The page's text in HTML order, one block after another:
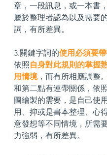
章，一段訊息，或一本書
屬於整理者認為以及需要
詞，有所差異。
3.關鍵字詞的使用必須要
依照 自身對此規則的掌握
用情境，而有所相應調整
和第二點有連帶關係，依
圖繪製的需要，是自己使
用、抑或是書本整理、心
意發想等不同情境，所需
力強弱，有所差異。